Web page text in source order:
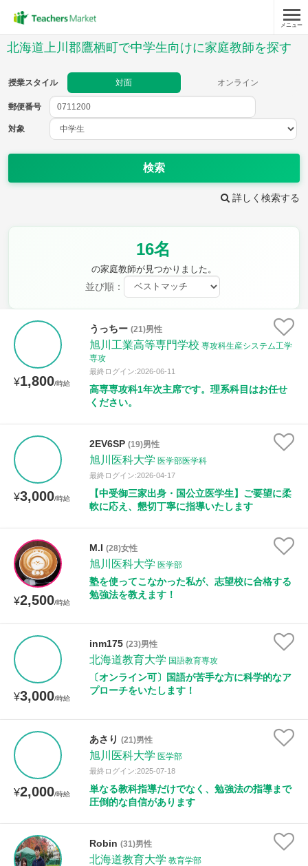
メニュー
北海道上川郡鷹栖町で中学生向けに家庭教師を探す
授業スタイル 対面 オンライン
郵便番号
対象
検索
詳しく検索する
16名
の家庭教師が見つかりました。
並び順：
¥1,800/時給
うっちー (21)男性
旭川工業高等専門学校 専攻科生産システム工学
専攻
最終ログイン:2026-06-11
高専専攻科1年次主席です。理系科目はお任せ
ください。
¥3,000/時給
2EV6SP (19)男性
旭川医科大学 医学部医学科
最終ログイン:2026-04-17
【中受御三家出身・国公立医学生】ご要望に柔
軟に応え、懇切丁寧に指導いたします
¥2,500/時給
M.I (28)女性
旭川医科大学 医学部
塾を使ってこなかった私が、志望校に合格する
勉強法を教えます！
¥3,000/時給
inm175 (23)男性
北海道教育大学 国語教育専攻
〔オンライン可〕国語が苦手な方に科学的なア
プローチをいたします！
¥2,000/時給
あさり (21)男性
旭川医科大学 医学部
最終ログイン:2025-07-18
単なる教科指導だけでなく、勉強法の指導まで
圧倒的な自信があります
Robin (31)男性
北海道教育大学 教育学部
郵便番号
教科
現代文 古典
公民 芸術 音楽 保健体育
時給：¥1,000 ～ ¥10,000
月曜日 火曜日 水曜日
土曜日 日曜日
所属大学
距離：15km以内
年齢：18-101歳
性別